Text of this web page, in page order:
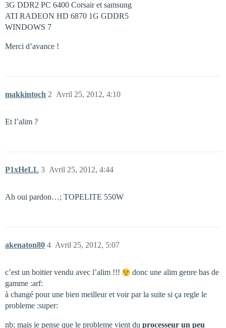
3G DDR2 PC 6400 Corsair et samsung
ATI RADEON HD 6870 1G GDDR5
WINDOWS 7
Merci d’avance !
makkintoch Avril 25, 2012, 4:10
2
Et l’alim ?
P1xHeLL Avril 25, 2012, 4:44
3
Ah oui pardon…; TOPELITE 550W
akenaton80 Avril 25, 2012, 5:07
4
c’est un boitier vendu avec l’alim !!!
donc une alim genre bas de
gamme :arf:
à changé pour une bien meilleur et voir par la suite si ça regle le
probleme :super:
nb: mais je pense que le probleme vient du processeur un peu